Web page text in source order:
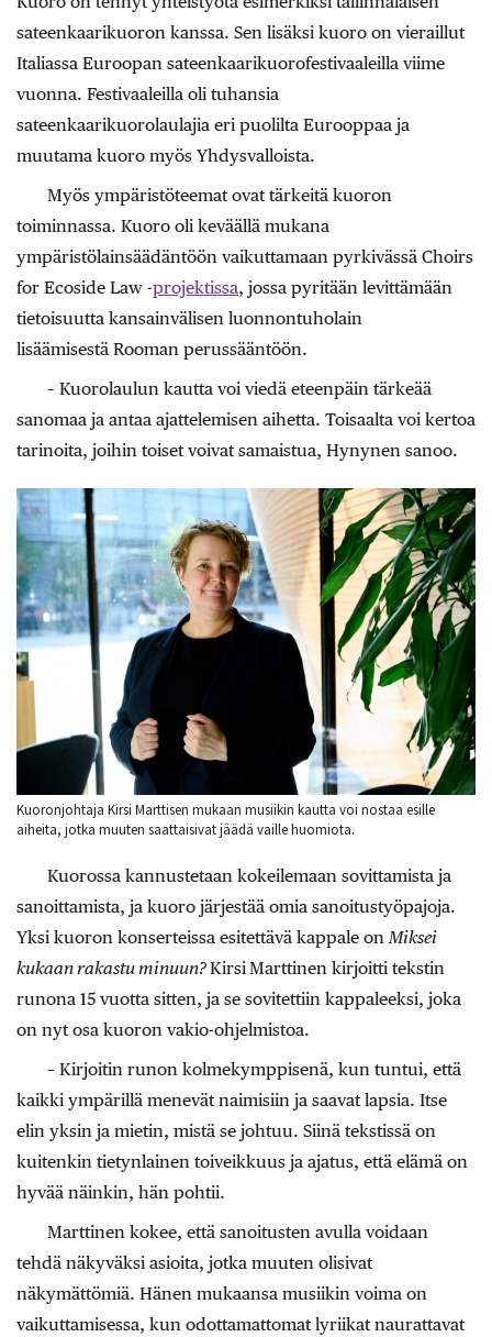
sateenkaarikuoron kanssa. Sen lisäksi kuoro on vieraillut
Italiassa Euroopan sateenkaarikuorofestivaaleilla viime
vuonna. Festivaaleilla oli tuhansia
sateenkaarikuorolaulajia eri puolilta Eurooppaa ja
muutama kuoro myös Yhdysvalloista.
Myös ympäristöteemat ovat tärkeitä kuoron
toiminnassa. Kuoro oli keväällä mukana
ympäristölainsäädäntöön vaikuttamaan pyrkivässä Choirs
for Ecoside Law -projektissa, jossa pyritään levittämään
tietoisuutta kansainvälisen luonnontuholain
lisäämisestä Rooman perussääntöön.
– Kuorolaulun kautta voi viedä eteenpäin tärkeää
sanomaa ja antaa ajattelemisen aihetta. Toisaalta voi kertoa
tarinoita, joihin toiset voivat samaistua, Hynynen sanoo.
Kuoronjohtaja Kirsi Marttisen mukaan musiikin kautta voi nostaa esille
aiheita, jotka muuten saattaisivat jäädä vaille huomiota.
Kuorossa kannustetaan kokeilemaan sovittamista ja
sanoittamista, ja kuoro järjestää omia sanoitustyöpajoja.
Yksi kuoron konserteissa esitettävä kappale on Miksei
kukaan rakastu minuun?KirsiMarttinen kirjoitti tekstin
runona 15 vuotta sitten, ja se sovitettiin kappaleeksi, joka
on nyt osa kuoron vakio-ohjelmistoa.
– Kirjoitin runon kolmekymppisenä, kun tuntui, että
kaikki ympärillä menevät naimisiin ja saavat lapsia. Itse
elin yksin ja mietin, mistä se johtuu. Siinä tekstissä on
kuitenkin tietynlainen toiveikkuus ja ajatus, että elämä on
hyvää näinkin, hän pohtii.
Marttinen kokee, että sanoitusten avulla voidaan
tehdä näkyväksi asioita, jotka muuten olisivat
näkymättömiä. Hänen mukaansa musiikin voima on
vaikuttamisessa, kun odottamattomat lyriikat naurattavat